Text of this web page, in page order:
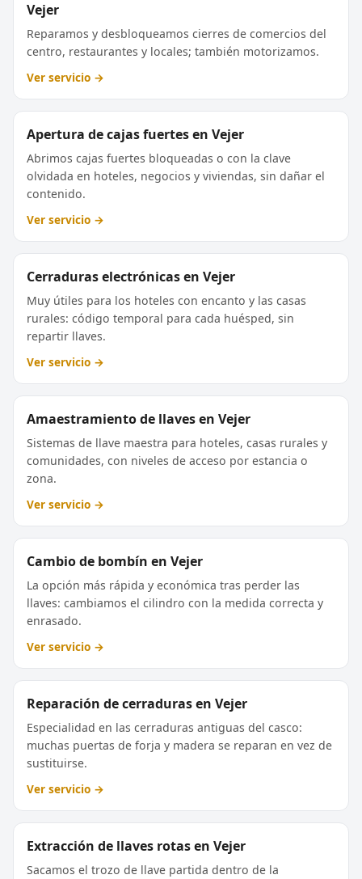
Vejer
Reparamos y desbloqueamos cierres de comercios del
centro, restaurantes y locales; también motorizamos.
Ver servicio →
Apertura de cajas fuertes en Vejer
Abrimos cajas fuertes bloqueadas o con la clave
olvidada en hoteles, negocios y viviendas, sin dañar el
contenido.
Ver servicio →
Cerraduras electrónicas en Vejer
Muy útiles para los hoteles con encanto y las casas
rurales: código temporal para cada huésped, sin
repartir llaves.
Ver servicio →
Amaestramiento de llaves en Vejer
Sistemas de llave maestra para hoteles, casas rurales y
comunidades, con niveles de acceso por estancia o
zona.
Ver servicio →
Cambio de bombín en Vejer
La opción más rápida y económica tras perder las
llaves: cambiamos el cilindro con la medida correcta y
enrasado.
Ver servicio →
Reparación de cerraduras en Vejer
Especialidad en las cerraduras antiguas del casco:
muchas puertas de forja y madera se reparan en vez de
sustituirse.
Ver servicio →
Extracción de llaves rotas en Vejer
Sacamos el trozo de llave partida dentro de la